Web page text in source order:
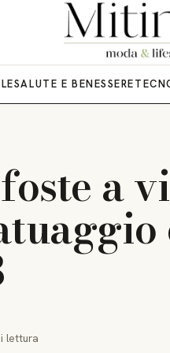
SALUTE E BENESSERE
a
lettura